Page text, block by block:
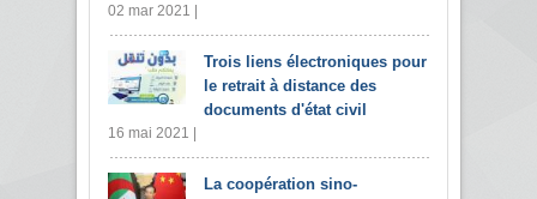
02 mar 2021 |
Trois liens électroniques pour
le retrait à distance des
documents d'état civil
16 mai 2021 |
La coopération sino-